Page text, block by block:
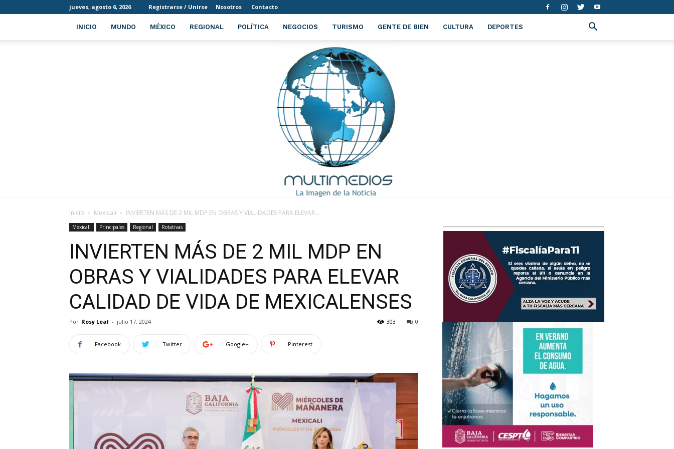
jueves, agosto 6, 2026 Registrarse / Unirse Nosotros Contacto
INICIO MUNDO MÉXICO REGIONAL POLÍTICA NEGOCIOS TURISMO GENTE DE BIEN CULTURA DEPORTES
Inicio Mexicali INVIERTEN MÁS DE 2 MIL MDP EN OBRAS Y VIALIDADES PARA ELEVAR...
Mexicali Principales Regional Rotativas
INVIERTEN MÁS DE 2 MIL MDP EN
OBRAS Y VIALIDADES PARA ELEVAR
CALIDAD DE VIDA DE MEXICALENSES
Por Rosy Leal - julio 17, 2024 0
303
Facebook Twitter Google+ Pinterest